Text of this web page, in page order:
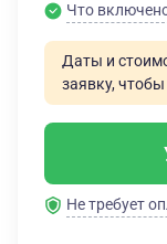
Что
Даты и
заявку,
Не требует